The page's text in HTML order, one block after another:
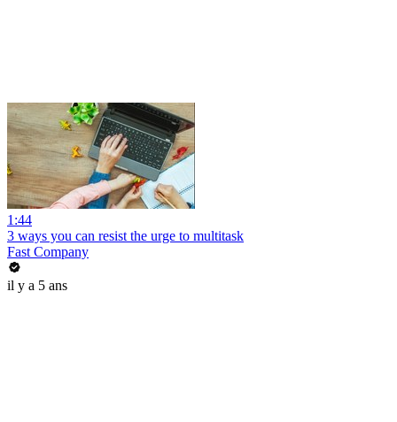
1:44
3 ways you can resist the urge to multitask
Fast Company
il y a 5 ans